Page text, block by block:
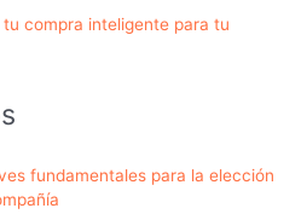
compra inteligente para tu
fundamentales para la elección